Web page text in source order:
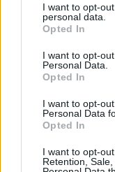
not limited to your
grant or deny
use your data for
consent section.
I want to opt-
personal data.
Opted In
I want to opt-
Personal Data.
Opted In
I want to opt-
Personal Data
Opted In
I want to opt-
Retention,